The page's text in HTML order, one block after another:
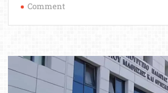
Comment
Πρόσκληση
για
αναπληρωτές